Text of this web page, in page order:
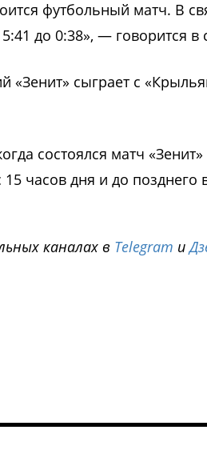
футбольный матч. В
до 0:38», — говорится
«Зенит» сыграет с
состоялся матч
часов дня и до позднего
каналах в Telegram и